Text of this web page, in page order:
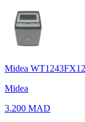
Midea
Midea
3.200 MAD